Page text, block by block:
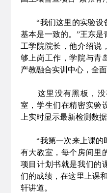
“我们这里的实验设
基本是一致的。”王东
工学院院长，他介绍说
够上岗工作，学院与青
产教融合实训中心，全
这里没有黑板，没
室，学生们在精密实验
上实时显示最新检测数据
“我第一次来上课的
有大教室，每个房间里
项目计划书就是我们的
们的成绩，在这里上课
轩讲道。